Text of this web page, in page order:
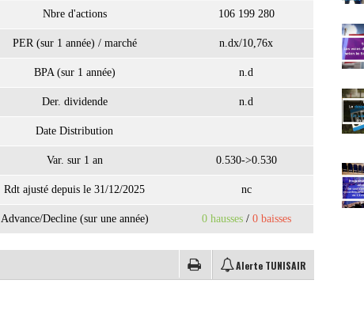
Nbre d'actions 106 199 280
PER (sur 1 année) / marché n.dx/10,76x
BPA (sur 1 année) n.d
Der. dividende n.d
Date Distribution
Var. sur 1 an 0.530->0.530
Rdt ajusté depuis le 31/12/2025 nc
Advance/Decline (sur une année) 0 hausses/ 0 baisses
Alerte TUNISAIR